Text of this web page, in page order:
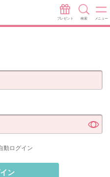
プレゼント 検索 メニュー
動ログイン
ン